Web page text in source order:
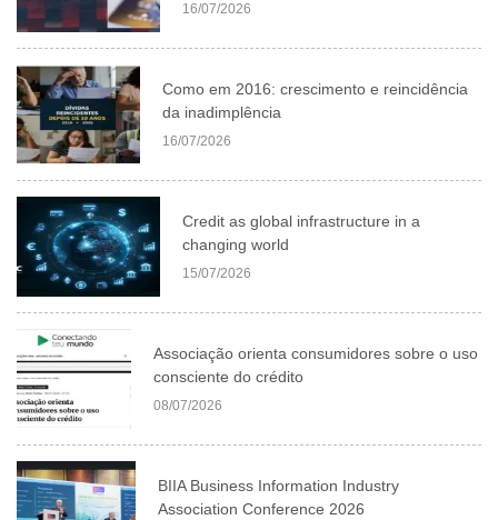
16/07/2026
Como em 2016: crescimento e reincidência
da inadimplência
16/07/2026
Credit as global infrastructure in a
changing world
15/07/2026
Associação orienta consumidores sobre o uso
consciente do crédito
08/07/2026
BIIA Business Information Industry
Association Conference 2026